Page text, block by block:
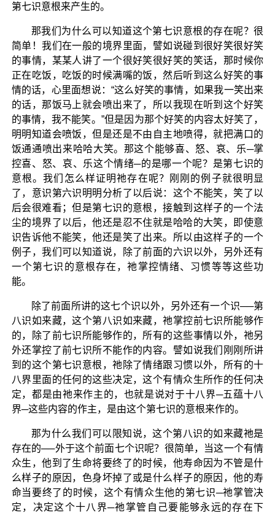
第七识意根来产生的。
那我们为什么可以知道这个第七识意根的存在呢？很
简单！我们在一般的境界里面，譬如说碰到很好笑很好笑
的事情，某某人讲了一个很好笑很好笑的笑话，那时候你
正在吃饭，吃饭的时候满嘴的饭，然后听到这么好笑的事
情的话，心里面想说：“这么好笑的事情，如果我一笑出来
的话，那饭马上就会喷出来了，所以我现在听到这个好笑
的事情，我不能笑。”但是因为那个好笑的内容太好笑了，
明明知道会喷饭，但是还是不由自主地喷得，就把满口的
饭通通喷出来哈哈大笑。那这个能够喜、怒、哀、乐─掌
控喜、怒、哀、乐这个情绪─的是哪一个呢？是第七识的
意根。我们怎么样证明祂存在呢？刚刚的例子就很明显
了，意识第六识明明分析了以后说：这个不能笑，笑了以
后会很难看；但是第七识的意根，接触到这样子的一个法
尘的境界了以后，他还是忍不住就是哈哈的大笑，即使意
识告诉他不能笑，他还是笑了出来。所以由这样子的一个
例子，我们可以知道说，除了前面的六识以外，另外还有
一个第七识的意根存在，祂掌控情绪、习惯等等这些功
能。
除了前面所讲的这七个识以外，另外还有一个识──第
八识如来藏，这个第八识如来藏，祂掌控前七识所能够作
的，除了前七识所能够作的，所有的这些事情以外，祂另
外还掌控了前七识所不能作的内容。譬如说我们刚刚所讲
到的这个第七识意根，祂除了情绪跟习惯以外，所有的十
八界里面的任何的这些决定，这个有情众生所作的任何决
定，都是由祂来作主的，也就是说对于十八界─五蕴十八
界─这些内容的作主，是由这个第七识的意根来作的。
那为什么我们可以限知说，这个第八识的如来藏祂是
存在的──外于这个前面七个识呢？很简单，当这一个有情
众生，他到了生命将要终了的时候，他寿命因为不管是什
么样子的原因，色身坏掉了或是什么样子的原因，他的寿
命当要终了的时候，这个有情众生他的第七识─祂掌管决
定，决定这个十八界─祂掌管自己要能够永远的存在下